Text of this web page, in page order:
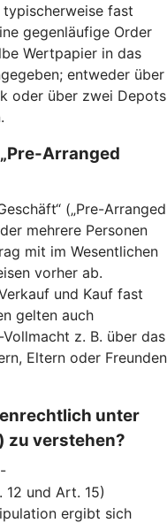
fast
gegenläufige Order
Wertpapier in das
entweder über
oder über zwei Depots
Arranged
(„Pre-Arranged
mehrere Personen
mit im Wesentlichen
vorher ab.
und Kauf fast
gelten auch
z. B. über das
Eltern oder Freunden
unter
zu verstehen?
und Art. 15)
ergibt sich